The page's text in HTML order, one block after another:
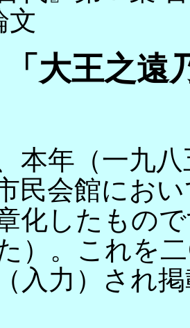
文
「大王之
本年（一九八
民会館にお
化したもの
）。これを
入力）され